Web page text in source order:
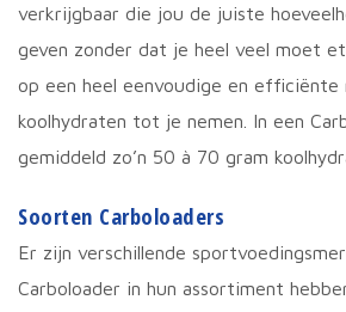
verkrijgbaar die jou de juiste
geven zonder dat je heel veel moet
op een heel eenvoudige en efficiënte
koolhydraten tot je nemen. In een
gemiddeld zo’n 50 à 70 gram
Soorten Carboloaders
Er zijn verschillende
Carboloader in hun assortiment